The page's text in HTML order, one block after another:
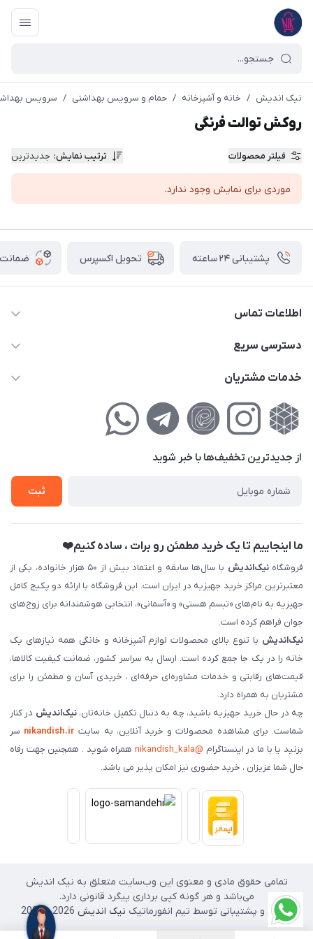
نیک اندیش / خانه و آشپزخانه / حمام و سرویس بهداشتی / سرویس
روکش توالت فرنگی
فیلتر محصولات ترتیب نمایش: جدیدترین
موردی برای نمایش وجود ندارد.
پشتیبانی ۲۴ ساعته تحویل اکسپرس ضمانت
اطلاعات تماس
02177111474
کوچه گلریز 4 غربی ، پلاک 13
دسترسی سریع
حساب کاربری
لیست محصولات
خدمات مشتریان
راهنمای‌خرید‌آنلاین
حریم خصوصی
فروش‌اقساطی
از جدید‌ترین تخفیف‌ها با‌ خبر شوید
ثبت
ما اینجاییم تا یک خرید مطمئن رو برات ، ساده کنیم❤️
فروشگاهنیک‌اندیش
با سال‌ها سابقه و اعتماد بیش از ۵۰ هزار خانواده، یکی از
معتبرترین مراکز خرید جهیزیه در ایران است. این فروشگاه با ارائه دو پکیج کامل
جهیزیه به نام‌های «تبسم هستی» و «آسمانی»، انتخابی هوشمندانه برای زوج‌های
جوان فراهم کرده است.
نیک‌اندیش با تنوع بالای محصولات لوازم آشپزخانه و خانگی همه نیازهای یک
خانه را در یک جا جمع کرده است. ارسال به سراسر کشور، ضمانت کیفیت کالاها،
قیمت‌های رقابتی و خدمات مشاوره‌ای حرفه‌ای ، خریدی آسان و مطمئن را برای
مشتریان به همراه دارد.
چه در حال خرید جهیزیه باشید، چه به دنبال تکمیل خانه‌تان،نیک‌اندیش در کنار
شماست. برای مشاهده محصولات و خرید آنلاین، به سایت nikandish.ir سر
بزنید یا با ما در اینستاگرام @nikandish_kala
همراه شوید . همچنین جهت رفاه
حال شما عزیزان ، خرید حضوری نیز امکان پذیر می باشد.
تمامی حقوق مادی و معنوی این وب‌سایت متعلق به نیک اندیش
می‌باشد و هر گونه کپی برداری پیگرد قانونی دارد.
طراحی و پشتیبانی توسط تیم انفورماتیک نیک اندیش 2026 - 2025